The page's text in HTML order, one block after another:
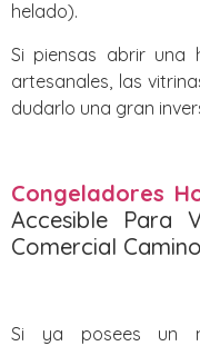
helado).
Si piensas abrir una
artesanales, las
dudarlo una gran
Congeladores
Accesible Para
Comercial
Si ya posees un